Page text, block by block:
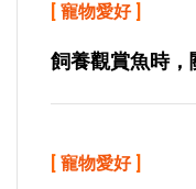
[ 寵物愛好]
飼養觀賞魚時
[ 寵物愛好]